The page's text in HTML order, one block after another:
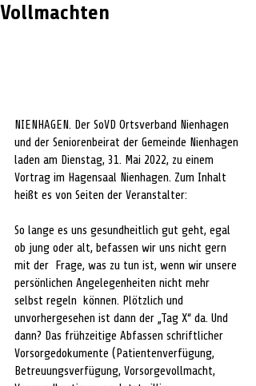
Vollmachten
NIENHAGEN. Der SoVD Ortsverband Nienhagen
und der Seniorenbeirat der Gemeinde Nienhagen
laden am Dienstag, 31. Mai 2022, zu einem
Vortrag im Hagensaal Nienhagen. Zum Inhalt
heißt es von Seiten der Veranstalter:
So lange es uns gesundheitlich gut geht, egal
ob jung oder alt, befassen wir uns nicht gern
mit der  Frage, was zu tun ist, wenn wir unsere
persönlichen Angelegenheiten nicht mehr
selbst regeln  können. Plötzlich und
unvorhergesehen ist dann der „Tag X“ da. Und
dann? Das frühzeitige Abfassen schriftlicher
Vorsorgedokumente (Patientenverfügung,
Betreuungsverfügung, Vorsorgevollmacht,